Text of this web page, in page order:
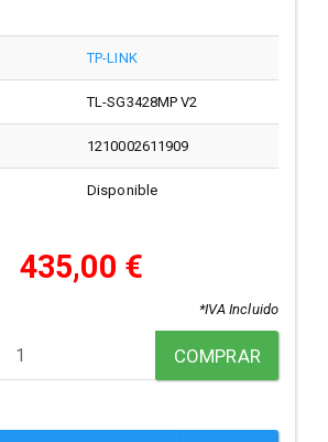
TP-LINK
TL-SG3428MP V2
1210002611909
Disponible
435,00 €
*IVA Incluido
COMPRAR